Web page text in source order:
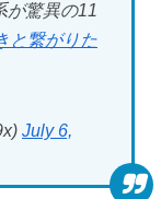
が驚異の11
と繋がりた
July 6,